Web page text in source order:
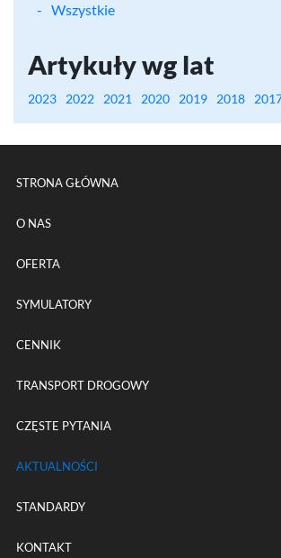
Wszystkie
Artykuły wg lat
2023 2022 2021 2020 2019 2018
Menu główne
STRONA GŁÓWNA
O NAS
OFERTA
SYMULATORY
CENNIK
TRANSPORT DROGOWY
CZĘSTE PYTANIA
AKTUALNOŚCI
STANDARDY
KONTAKT